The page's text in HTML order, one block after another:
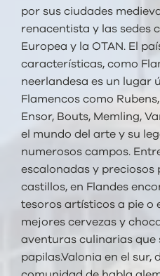
por sus ciudades
renacentista y las sedes
Europea y la OTAN. El
características, como
neerlandesa es un lugar
Flamencos como
Ensor, Bouts, Memling,
el mundo del arte y su
numerosos campos.
escalonadas y preciosos
castillos, en Flandes
tesoros artísticos a pie o
mejores cervezas y
aventuras culinarias que
papilas.Valonia en el sur,